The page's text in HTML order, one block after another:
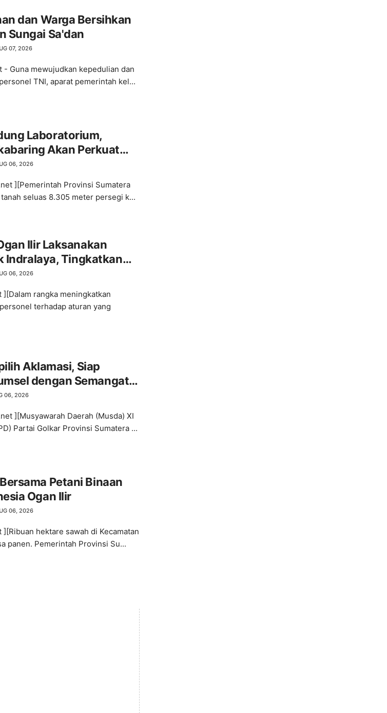
dan Warga Bersihkan
Sungai Sa'dan
07, 2026
- Guna mewujudkan kepedulian dan
TNI, aparat pemerintah kel...
Laboratorium,
Akan Perkuat
Provinsi
06, 2026
][Pemerintah Provinsi Sumatera
seluas 8.305 meter persegi k...
Ilir Laksanakan
Indralaya, Tingkatkan
Polri
06, 2026
rangka meningkatkan
terhadap aturan yang
Aklamasi, Siap
dengan Semangat
06, 2026
][Musyawarah Daerah (Musda) XI
Partai Golkar Provinsi Sumatera ...
Petani Binaan
Ogan Ilir
06, 2026
hektare sawah di Kecamatan
panen. Pemerintah Provinsi Su...